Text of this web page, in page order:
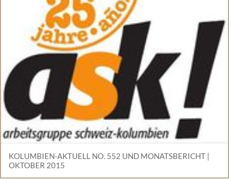
KOLUMBIEN-AKTUELL NO. 552 UND MONATSBERICHT |
OKTOBER 2015